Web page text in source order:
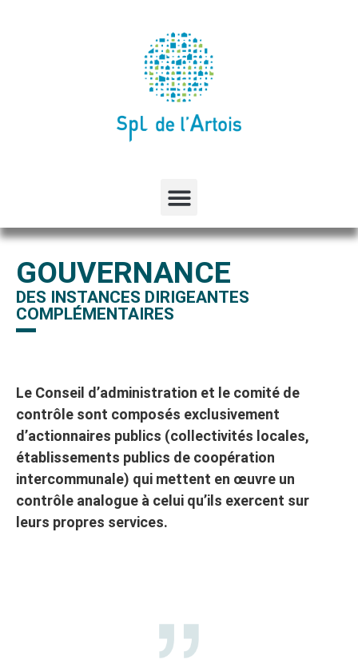
GOUVERNANCE
DES INSTANCES DIRIGEANTES
COMPLÉMENTAIRES
Le Conseil d’administration et le comité de
contrôle sont composés exclusivement
d’actionnaires publics (collectivités locales,
établissements publics de coopération
intercommunale) qui mettent en œuvre un
contrôle analogue à celui qu’ils exercent sur
leurs propres services.